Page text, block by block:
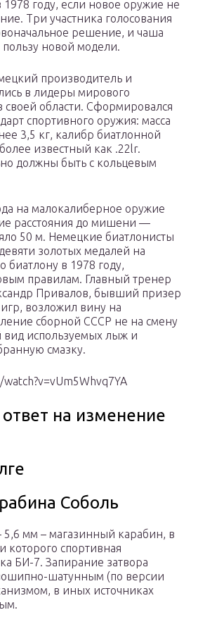
году, если новое оружие не
Три участника голосования
решение, и чаша
пользу новой модели.
производитель и
в лидеры мирового
своей области. Сформировался
спортивного оружия: масса
3,5 кг, калибр биатлонной
известный как .22lr.
должны быть с кольцевым
на малокалиберное оружие
расстояния до мишени —
50 м. Немецкие биатлонисты
золотых медалей на
биатлону в 1978 году,
правилам. Главный тренер
Привалов, бывший призер
возложил вину на
сборной СССР не на смену
используемых лыж и
смазку.
на изменение
Соболь
мм – магазинный карабин, в
которого спортивная
БИ-7. Запирание затвора
шатунным (по версии
в иных источниках